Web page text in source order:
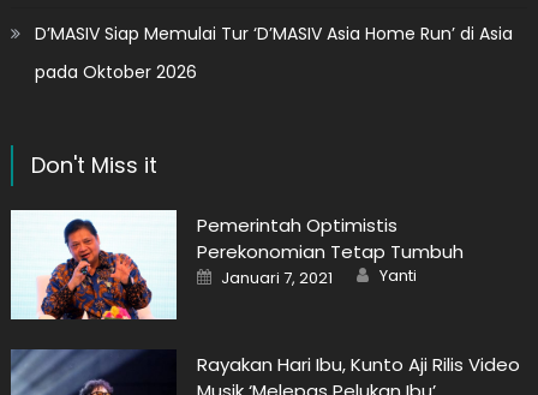
D’MASIV Siap Memulai Tur ‘D’MASIV Asia Home Run’ di Asia
pada Oktober 2026
Don't Miss it
Pemerintah Optimistis
Perekonomian Tetap Tumbuh
Posted
on
Januari 7, 2021 Author
Yanti
Rayakan Hari Ibu, Kunto Aji Rilis Video